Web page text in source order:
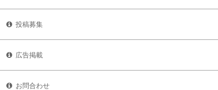
投稿募集
広告掲載
お問合わせ